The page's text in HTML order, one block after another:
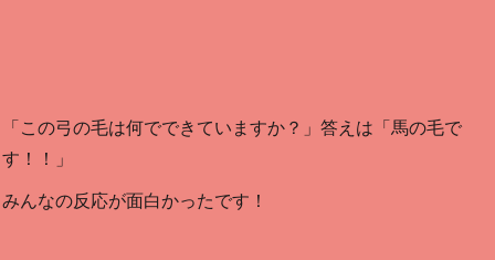
「この弓の毛は何でできていますか？」答えは「馬の毛で
す！！」
みんなの反応が面白かったです！